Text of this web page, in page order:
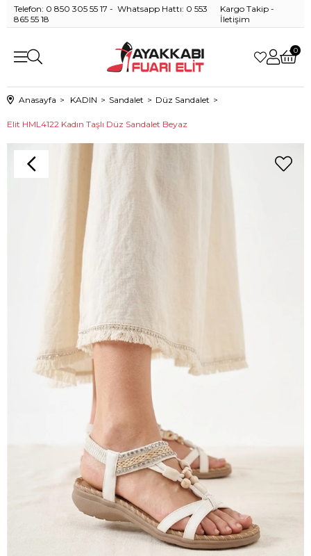
Telefon: 0 850 305 55 17 - Whatsapp Hattı: 0 553
865 55 18
Kargo Takip -
İletişim
0
Anasayfa KADIN Sandalet Düz Sandalet
Elit HML4122 Kadın Taşlı Düz Sandalet Beyaz